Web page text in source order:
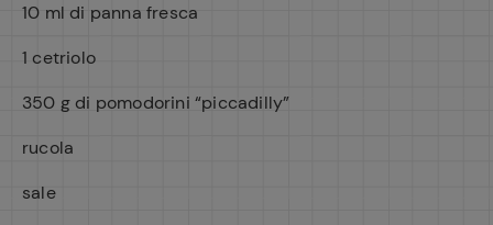
10 ml di panna fresca
1 cetriolo
350 g di pomodorini “piccadilly”
rucola
sale